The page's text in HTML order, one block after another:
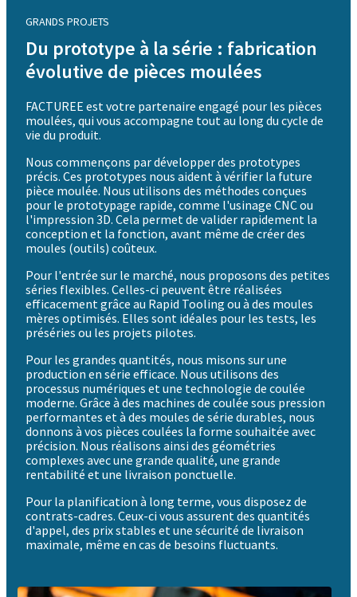
GRANDS PROJETS
Du prototype à la série : fabrication
évolutive de pièces moulées
FACTUREE est votre partenaire engagé pour les pièces
moulées, qui vous accompagne tout au long du cycle de
vie du produit.
Nous commençons par développer des prototypes
précis. Ces prototypes nous aident à vérifier la future
pièce moulée. Nous utilisons des méthodes conçues
pour le prototypage rapide, comme l'usinage CNC ou
l'impression 3D. Cela permet de valider rapidement la
conception et la fonction, avant même de créer des
moules (outils) coûteux.
Pour l'entrée sur le marché, nous proposons des petites
séries flexibles. Celles-ci peuvent être réalisées
efficacement grâce au Rapid Tooling ou à des moules
mères optimisés. Elles sont idéales pour les tests, les
préséries ou les projets pilotes.
Pour les grandes quantités, nous misons sur une
production en série efficace. Nous utilisons des
processus numériques et une technologie de coulée
moderne. Grâce à des machines de coulée sous pression
performantes et à des moules de série durables, nous
donnons à vos pièces coulées la forme souhaitée avec
précision. Nous réalisons ainsi des géométries
complexes avec une grande qualité, une grande
rentabilité et une livraison ponctuelle.
Pour la planification à long terme, vous disposez de
contrats-cadres. Ceux-ci vous assurent des quantités
d'appel, des prix stables et une sécurité de livraison
maximale, même en cas de besoins fluctuants.